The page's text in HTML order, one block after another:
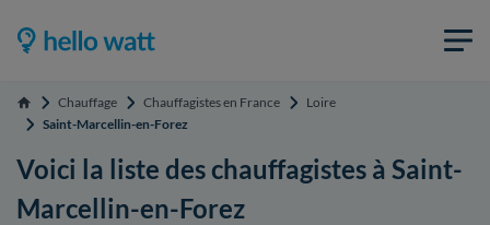
Accueil Chauffage Chauffagistes en France
Loire
Saint-Marcellin-en-Forez
Voici la liste des chauffagistes à Saint-
Marcellin-en-Forez